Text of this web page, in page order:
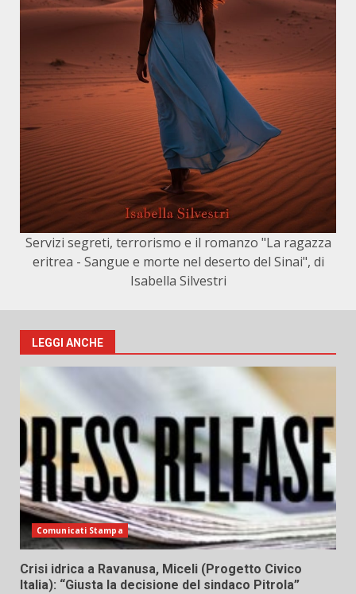
Servizi segreti, terrorismo e il romanzo "La ragazza
eritrea - Sangue e morte nel deserto del Sinai", di
Isabella Silvestri
LEGGI ANCHE
Comunicati Stampa
Crisi idrica a Ravanusa, Miceli (Progetto Civico
Italia): “Giusta la decisione del sindaco Pitrola”